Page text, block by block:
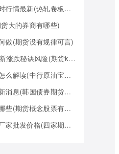
轧卷板期货实时行情最新报价)
大的券商有哪些)
做(期货没有规律可言)
秘诀风险(期货k线技巧)
读(中行原油宝期货事件)
国债券期货最新消息新闻)
货概念股票有哪些类型)
发价格(四家期货交易)